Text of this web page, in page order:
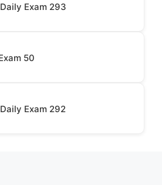
Exam 293
50
Exam 292